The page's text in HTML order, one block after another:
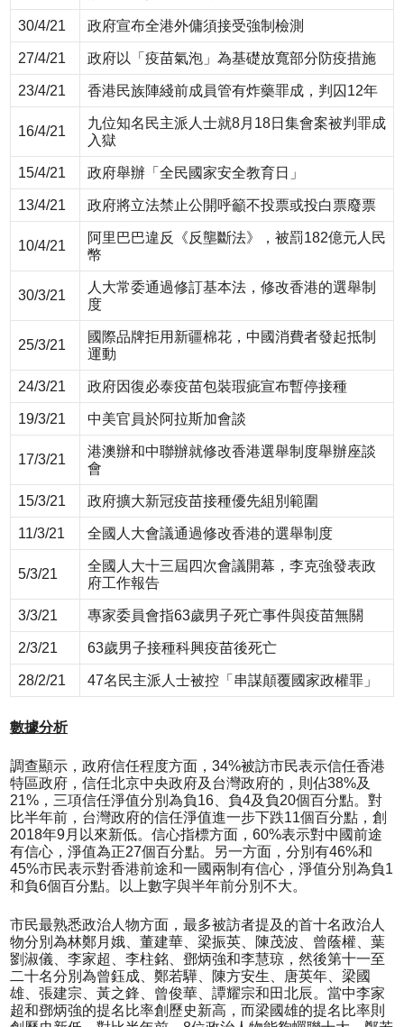
30/4/21 政府宣布全港外傭須接受強制檢測
27/4/21 政府以「疫苗氣泡」為基礎放寬部分防疫措施
23/4/21 香港民族陣綫前成員管有炸藥罪成，判囚12年
16/4/21
九位知名民主派人士就8月18日集會案被判罪成
入獄
15/4/21 政府舉辦「全民國家安全教育日」
13/4/21 政府將立法禁止公開呼籲不投票或投白票廢票
10/4/21
阿里巴巴違反《反壟斷法》，被罰182億元人民
幣
30/3/21
人大常委通過修訂基本法，修改香港的選舉制
度
25/3/21
國際品牌拒用新疆棉花，中國消費者發起抵制
運動
24/3/21 政府因復必泰疫苗包裝瑕疵宣布暫停接種
19/3/21 中美官員於阿拉斯加會談
17/3/21
港澳辦和中聯辦就修改香港選舉制度舉辦座談
會
15/3/21 政府擴大新冠疫苗接種優先組別範圍
11/3/21 全國人大會議通過修改香港的選舉制度
5/3/21
全國人大十三屆四次會議開幕，李克強發表政
府工作報告
3/3/21 專家委員會指63歲男子死亡事件與疫苗無關
2/3/21 63歲男子接種科興疫苗後死亡
28/2/21 47名民主派人士被控「串謀顛覆國家政權罪」
數據分析
調查顯示，政府信任程度方面，34%被訪市民表示信任香港
特區政府，信任北京中央政府及台灣政府的，則佔38%及
21%，三項信任淨值分別為負16、負4及負20個百分點。對
比半年前，台灣政府的信任淨值進一步下跌11個百分點，創
2018年9月以來新低。信心指標方面，60%表示對中國前途
有信心，淨值為正27個百分點。另一方面，分別有46%和
45%市民表示對香港前途和一國兩制有信心，淨值分別為負1
和負6個百分點。以上數字與半年前分別不大。
市民最熟悉政治人物方面，最多被訪者提及的首十名政治人
物分別為林鄭月娥、董建華、梁振英、陳茂波、曾蔭權、葉
劉淑儀、李家超、李柱銘、鄧炳強和李慧琼，然後第十一至
二十名分別為曾鈺成、鄭若驊、陳方安生、唐英年、梁國
雄、張建宗、黃之鋒、曾俊華、譚耀宗和田北辰。當中李家
超和鄧炳強的提名比率創歷史新高，而梁國雄的提名比率則